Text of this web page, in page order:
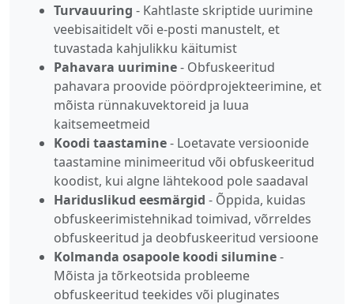
Turvauuring - Kahtlaste skriptide uurimine
veebisaitidelt või e-posti manustelt, et
tuvastada kahjulikku käitumist
Pahavara uurimine- Obfuskeeritud
pahavara proovide pöördprojekteerimine, et
mõista rünnakuvektoreid ja luua
kaitsemeetmeid
Koodi taastamine- Loetavate versioonide
taastamine minimeeritud või obfuskeeritud
koodist, kui algne lähtekood pole saadaval
Hariduslikud eesmärgid - Õppida, kuidas
obfuskeerimistehnikad toimivad, võrreldes
obfuskeeritud ja deobfuskeeritud versioone
Kolmanda osapoole koodi silumine-
Mõista ja tõrkeotsida probleeme
obfuskeeritud teekides või pluginates